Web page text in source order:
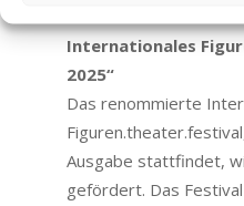
Internationales
2025“
Das renommierte
Ausgabe stattfindet,
gefördert. Das